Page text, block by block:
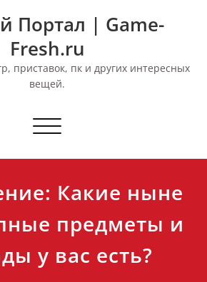
Портал | Game-
Fresh.ru
приставок, пк и других интересных
вещей.
Переключить
Какие ныне
предметы и
у вас есть?